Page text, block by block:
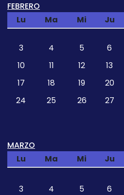
FEBRERO
Lu
Ma Mi Ju
3
4 5 6
10
11 12 13
17
18 19 20
24
25 26 27
MARZO
Lu
Ma Mi Ju
3
4 5 6